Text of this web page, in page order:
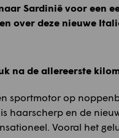
Sardinië voor een
over deze nieuwe
na de allereerste
sportmotor op
haarscherp en de
Vooral het